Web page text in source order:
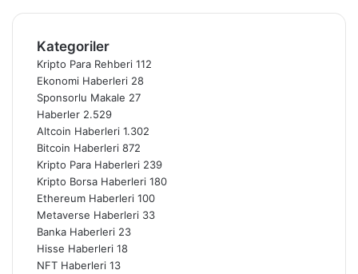
Kategoriler
Kripto Para Rehberi 112
Ekonomi Haberleri 28
Sponsorlu Makale 27
Haberler 2.529
Altcoin Haberleri 1.302
Bitcoin Haberleri 872
Kripto Para Haberleri 239
Kripto Borsa Haberleri 180
Ethereum Haberleri 100
Metaverse Haberleri 33
Banka Haberleri 23
Hisse Haberleri 18
NFT Haberleri 13